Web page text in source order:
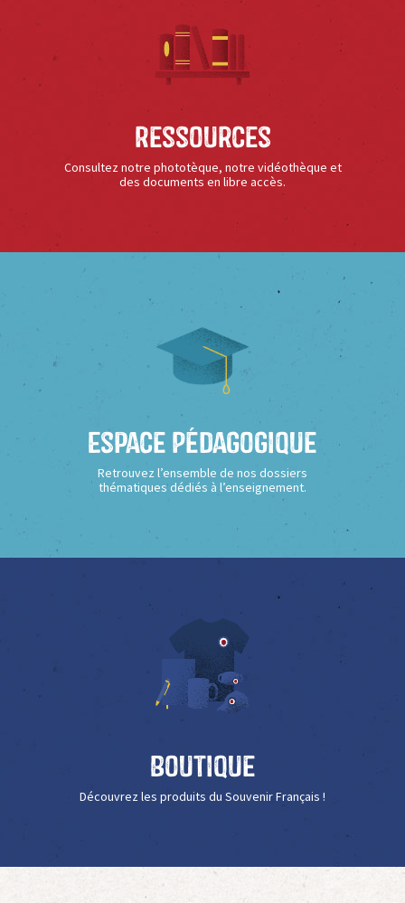
Ressources
Consultez notre phototèque, notre vidéothèque et
des documents en libre accès.
Espace Pédagogique
Retrouvez l’ensemble de nos dossiers
thématiques dédiés à l’enseignement.
Boutique
Découvrez les produits du Souvenir Français !